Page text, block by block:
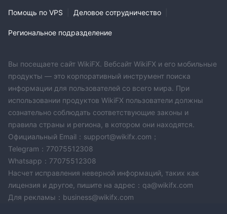
Помощь по VPS Деловое сотрудничество
Региональное подразделение
Вы посещаете сайт WikiFX. Вебсайт WikiFX и его мобильные
продукты — это корпоративный инструмент поиска
информации для пользователей со всего мира. При
использовании продуктов WikiFX пользователи должны
сознательно соблюдать соответствующие законы и
правила страны и региона, в котором они находятся.
Официальный Email：support@wikifx.com；
Telegram：77075512308
Whatsapp：77075512308
Насчет исправления неверной информаций, таких как
лицензия и другое, пишите на адрес：qa@wikifx.com
Для рекламы：business@wikifx.com